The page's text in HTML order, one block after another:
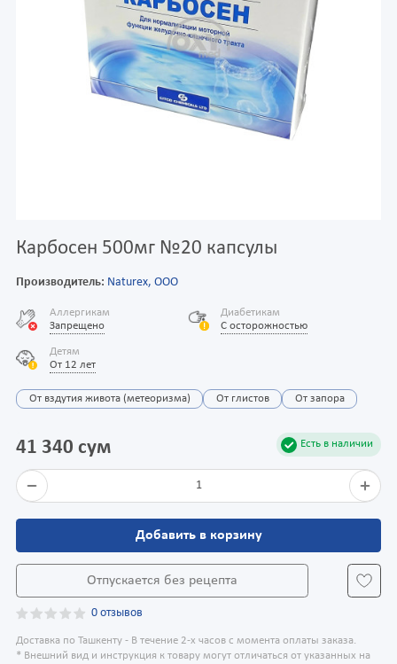
Карбосен 500мг №20 капсулы
Производитель: Naturex, OOO
Аллергикам
Запрещено
Диабетикам
С осторожностью
Детям
От 12 лет
От вздутия живота (метеоризма) От глистов От запора
Есть в наличии
41 340 сум
1
Добавить в корзину
Отпускается без рецепта
0 отзывов
Доставка по Ташкенту - В течение 2-х часов с момента оплаты заказа.
* Внешний вид и инструкция к товару могут отличаться от указанных на